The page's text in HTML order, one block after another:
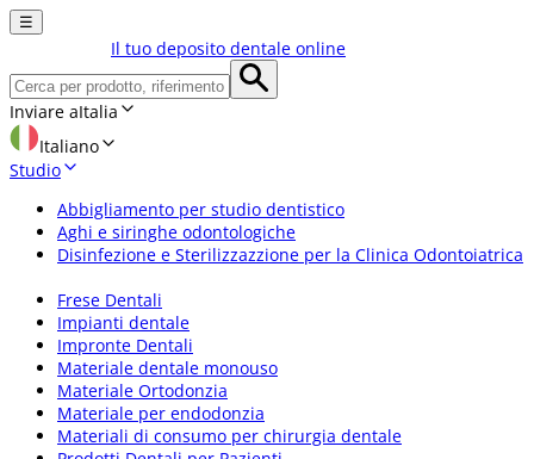
☰
Il tuo deposito dentale online
Inviare aItalia
Italiano
Studio
Abbigliamento per studio dentistico
Aghi e siringhe odontologiche
Disinfezione e Sterilizzazzione per la Clinica Odontoiatrica
Frese Dentali
Impianti dentale
Impronte Dentali
Materiale dentale monouso
Materiale Ortodonzia
Materiale per endodonzia
Materiali di consumo per chirurgia dentale